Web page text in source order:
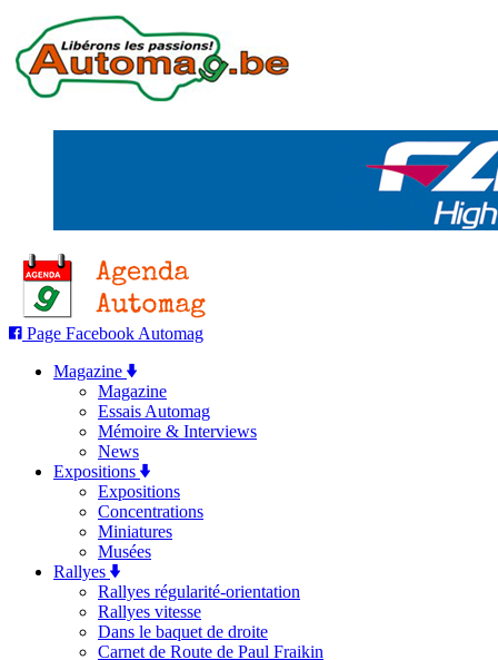
Page Facebook Automag
Magazine
Magazine
Essais Automag
Mémoire & Interviews
News
Expositions
Expositions
Concentrations
Miniatures
Musées
Rallyes
Rallyes régularité-orientation
Rallyes vitesse
Dans le baquet de droite
Carnet de Route de Paul Fraikin